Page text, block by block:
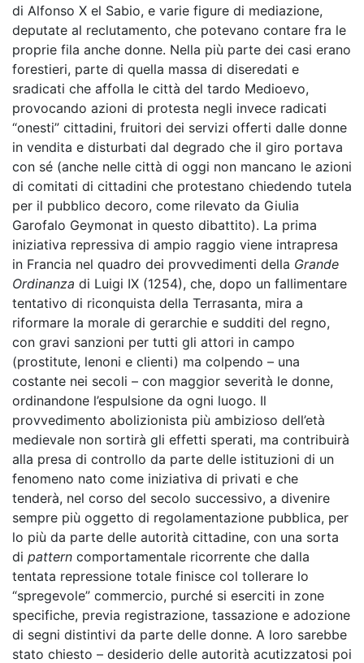
di Alfonso X el Sabio, e varie figure di mediazione,
deputate al reclutamento, che potevano contare fra le
proprie fila anche donne. Nella più parte dei casi erano
forestieri, parte di quella massa di diseredati e
sradicati che affolla le città del tardo Medioevo,
provocando azioni di protesta negli invece radicati
“onesti” cittadini, fruitori dei servizi offerti dalle donne
in vendita e disturbati dal degrado che il giro portava
con sé (anche nelle città di oggi non mancano le azioni
di comitati di cittadini che protestano chiedendo tutela
per il pubblico decoro, come rilevato da Giulia
Garofalo Geymonat in questo dibattito). La prima
iniziativa repressiva di ampio raggio viene intrapresa
in Francia nel quadro dei provvedimenti della Grande
Ordinanza di Luigi IX (1254), che, dopo un fallimentare
tentativo di riconquista della Terrasanta, mira a
riformare la morale di gerarchie e sudditi del regno,
con gravi sanzioni per tutti gli attori in campo
(prostitute, lenoni e clienti) ma colpendo – una
costante nei secoli – con maggior severità le donne,
ordinandone l’espulsione da ogni luogo. Il
provvedimento abolizionista più ambizioso dell’età
medievale non sortirà gli effetti sperati, ma contribuirà
alla presa di controllo da parte delle istituzioni di un
fenomeno nato come iniziativa di privati e che
tenderà, nel corso del secolo successivo, a divenire
sempre più oggetto di regolamentazione pubblica, per
lo più da parte delle autorità cittadine, con una sorta
di pattern comportamentale ricorrente che dalla
tentata repressione totale finisce col tollerare lo
“spregevole” commercio, purché si eserciti in zone
specifiche, previa registrazione, tassazione e adozione
di segni distintivi da parte delle donne. A loro sarebbe
stato chiesto – desiderio delle autorità acutizzatosi poi